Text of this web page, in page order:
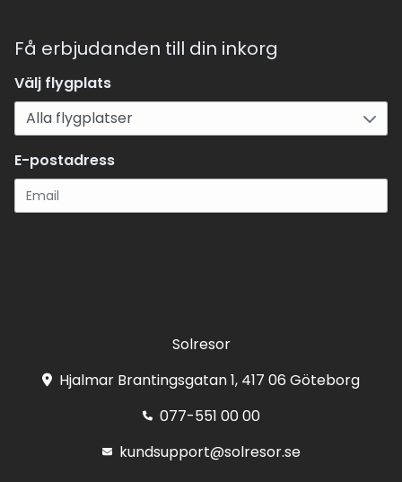
Få erbjudanden till din inkorg
Välj flygplats
E-postadress
Solresor
Hjalmar Brantingsgatan 1, 417 06 Göteborg
077-551 00 00
kundsupport@solresor.se